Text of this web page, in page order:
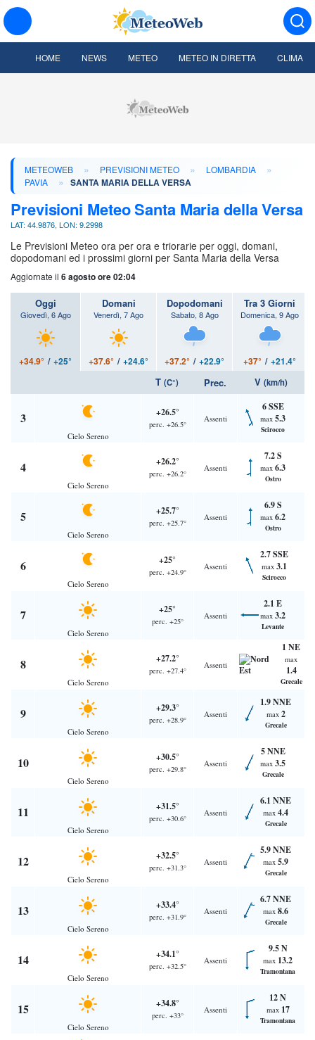
HOME NEWS METEO METEO IN DIRETTA CLIMA
METEOWEB » PREVISIONI METEO » LOMBARDIA »
PAVIA » SANTA MARIA DELLA VERSA
Previsioni Meteo Santa Maria della Versa
LAT: 44.9876, LON: 9.2998
Le Previsioni Meteo ora per ora e triorarie per oggi, domani,
dopodomani ed i prossimi giorni per Santa Maria della Versa
Aggiornate il 6 agosto ore 02:04
Oggi
Giovedì, 6 Ago
+34.9° / +25°
Domani
Venerdì, 7 Ago
+37.6° / +24.6°
Dopodomani
Sabato, 8 Ago
+37.2° / +22.9°
Tra 3 Giorni
Domenica, 9 Ago
+37° / +21.4°
T (C°) Prec. V (km/h)
3
Cielo Sereno
+26.5°
perc. +26.5°
Assenti
6 SSE
max 5.3
Scirocco
4
Cielo Sereno
+26.2°
perc. +26.2°
Assenti
7.2 S
max 6.3
Ostro
5
Cielo Sereno
+25.7°
perc. +25.7°
Assenti
6.9 S
max 6.2
Ostro
6
Cielo Sereno
+25°
perc. +24.9°
Assenti
2.7 SSE
max 3.1
Scirocco
7
Cielo Sereno
+25°
perc. +25°
Assenti
2.1 E
max 3.2
Levante
8
Cielo Sereno
+27.2°
perc. +27.4°
Assenti
1 NE
max
1.4
Grecale
9
Cielo Sereno
+29.3°
perc. +28.9°
Assenti
1.9 NNE
max 2
Grecale
10
Cielo Sereno
+30.5°
perc. +29.8°
Assenti
5 NNE
max 3.5
Grecale
11
Cielo Sereno
+31.5°
perc. +30.6°
Assenti
6.1 NNE
max 4.4
Grecale
12
Cielo Sereno
+32.5°
perc. +31.3°
Assenti
5.9 NNE
max 5.9
Grecale
13
Cielo Sereno
+33.4°
perc. +31.9°
Assenti
6.7 NNE
max 8.6
Grecale
14
Cielo Sereno
+34.1°
perc. +32.5°
Assenti
9.5 N
max 13.2
Tramontana
15
Cielo Sereno
+34.8°
perc. +33°
Assenti
12 N
max 17
Tramontana